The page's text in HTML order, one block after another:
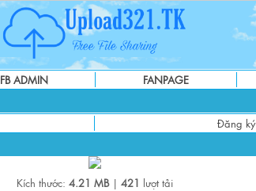
FB ADMIN FANPAGE
Đăng ký
Kích thước: 4.21 MB| 421 lượt tải